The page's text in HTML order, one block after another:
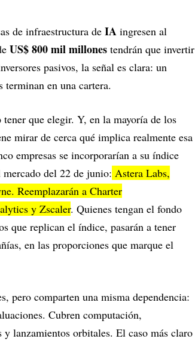
de infraestructura de IA ingresen al
US$ 800 mil millones tendrán que invertir
pasivos, la señal es clara: un
en una cartera.
que elegir. Y, en la mayoría de los
mirar de cerca qué implica realmente esa
empresas se incorporarían a su índice
del 22 de junio: Astera Labs,
Reemplazarán a Charter
y Zscaler. Quienes tengan el fondo
que replican el índice, pasarán a tener
en las proporciones que marque el
pero comparten una misma dependencia:
Cubren computación,
lanzamientos orbitales. El caso más claro